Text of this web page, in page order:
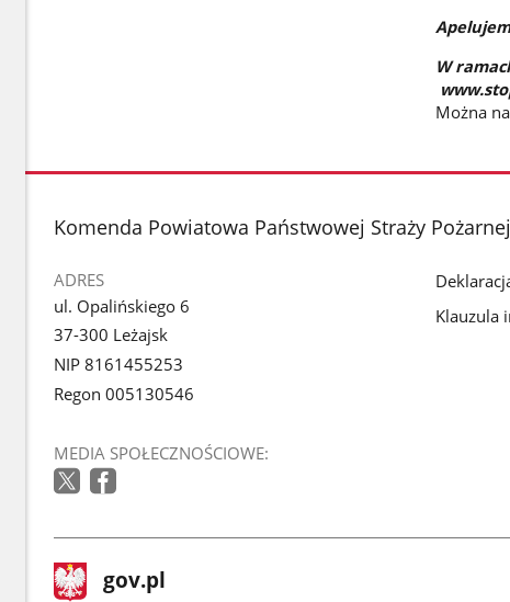
W
Można
stopka
Komenda Powiatowa Państwowej Straży
ADRES
ul. Opalińskiego 6
37-300 Leżajsk
NIP 8161455253
Regon 005130546
MEDIA SPOŁECZNOŚCIOWE:
Klauzula
stopka
gov.pl Strona
gov.pl